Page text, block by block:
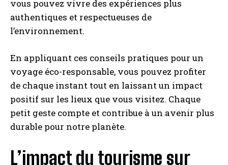
vous pouvez vivre des expériences plus
authentiques et respectueuses de
l’environnement.
En appliquant ces conseils pratiques pour un
voyage éco-responsable, vous pouvez profiter
de chaque instant tout en laissant un impact
positif sur les lieux que vous visitez. Chaque
petit geste compte et contribue à un avenir plus
durable pour notre planète.
L’impact du tourisme sur